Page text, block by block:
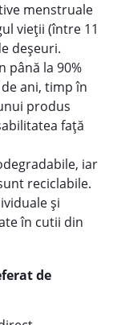
menstruale
vieții (între 11
deșeuri.
până la 90%
ani, timp în
produs
față
iar
reciclabile.
și
în cutii din
de